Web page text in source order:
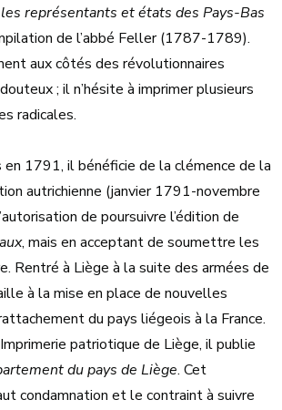
représentants et états des Pays-Bas
de l’abbé Feller (1787-1789).
aux côtés des révolutionnaires
; il n’hésite à imprimer plusieurs
radicales.
1791, il bénéficie de la clémence de la
autrichienne (janvier 1791-novembre
de poursuivre l’édition de
, mais en acceptant de soumettre les
Rentré à Liège à la suite des armées de
à la mise en place de nouvelles
du pays liégeois à la France.
patriotique de Liège, il publie
du pays de Liège. Cet
condamnation et le contraint à suivre